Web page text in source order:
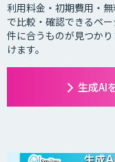
利用料金・初期費用・
で比較・確認できるペ
件に合うものが見つか
けます。
生成AI